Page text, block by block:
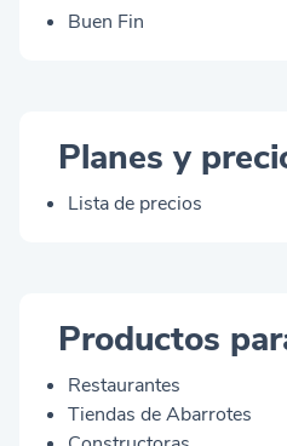
Buen Fin
Planes y
Lista de precios
Productos
Restaurantes
Tiendas de Abarrotes